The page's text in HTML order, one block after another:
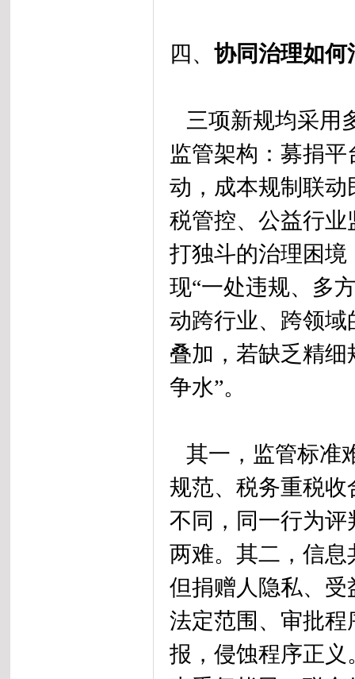
四、 协同治理如
三项新规均采用
监管架构：募捐
动，成本规制联
税管控、公益行
打独斗的治理困
现“一处违规、多
动跨行业、跨领
叠加，若缺乏精细
争水”。
其一，监管标准
规范、税务重税
不同，同一行为
两难。其二，信
但捐赠人隐私、
法定范围、审批
报，侵蚀程序正